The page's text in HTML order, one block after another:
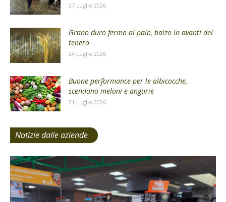
27 Luglio 2026
Grano duro fermo al palo, balzo in avanti del
tenero
24 Luglio 2026
Buone performance per le albicocche,
scendono meloni e angurie
21 Luglio 2026
Notizie dalle aziende